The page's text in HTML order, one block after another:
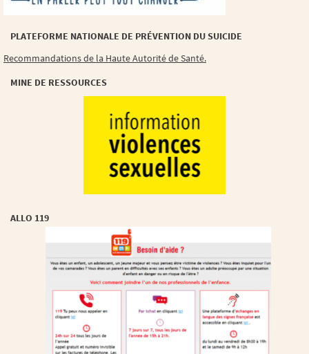
PLATEFORME NATIONALE DE PRÉVENTION DU SUICIDE
Recommandations de la Haute Autorité de Santé.
MINE DE RESSOURCES
ALLO 119